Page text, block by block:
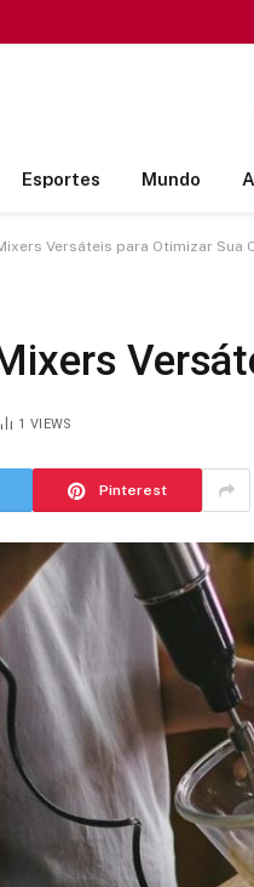
Esportes Mundo
Versáteis para Otimizar Sua
1 VIEWS
Pinterest